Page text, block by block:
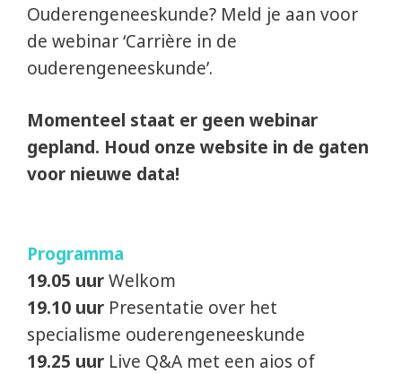
Ouderengeneeskunde? Meld je aan voor
de webinar ‘Carrière in de
ouderengeneeskunde’.
Momenteel staat er geen webinar
gepland. Houd onze website in de gaten
voor nieuwe data!
Programma
19.05 uurWelkom
19.10 uur Presentatie over het
specialisme ouderengeneeskunde
19.25 uur Live Q&A met een aios of